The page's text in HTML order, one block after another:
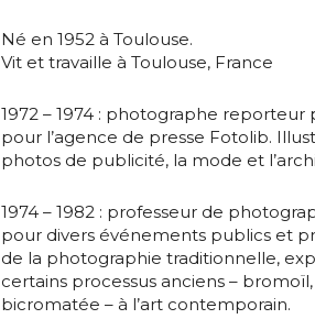
Statut /
* Champ
Né en 1952 à Toulouse.
Vit et travaille à Toulouse, France
1972 – 1974 : photographe
pour l’agence de presse Fotolib.
photos de publicité, la mode et
1974 – 1982 : professeur de
pour divers événements publics et
de la photographie traditionnelle,
certains processus anciens –
bicromatée – à l’art contemporain.